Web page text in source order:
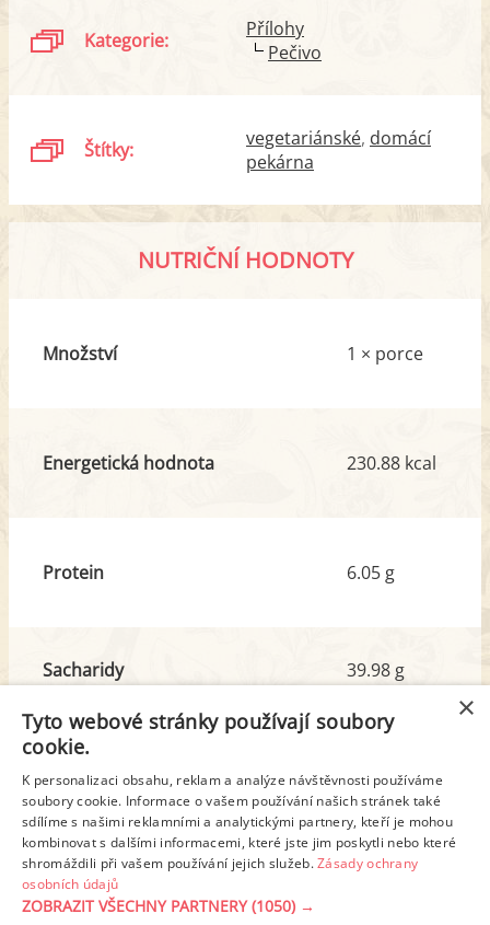
Kategorie:
Přílohy
Pečivo
Štítky: vegetariánské domácí
pekárna
NUTRIČNÍ HODNOTY
Množství 1 × porce
Energetická hodnota 230.88 kcal
Protein 6.05 g
Sacharidy
z toho cukr
39.98 g
4.41 g
Tuk
z toho nas. mastné kyseliny
4.75 g
3.51 g
Detailní rozpis
×
Tyto webové stránky používají soubory
cookie.
K personalizaci obsahu, reklam a analýze návštěvnosti používáme
soubory cookie. Informace o vašem používání našich stránek také
sdílíme s našimi reklamními a analytickými partnery, kteří je mohou
kombinovat s dalšími informacemi, které jste jim poskytli nebo které
shromáždili při vašem používání jejich služeb.Zásady ochrany
osobních údajů
ZOBRAZIT VŠECHNY PARTNERY(1050) →